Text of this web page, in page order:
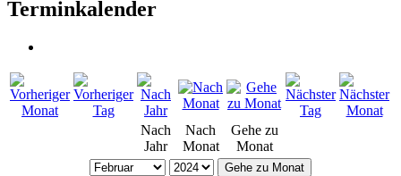
Terminkalender
Nach
Jahr
Nach
Monat
Gehe zu
Monat
Gehe zu Monat